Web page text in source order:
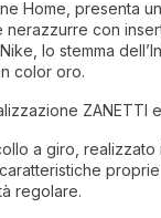
Home, presenta
con
lo stemma
color oro.
ZANETTI
a giro, realizzato
regolare.